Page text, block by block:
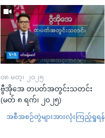
၀၈ မတ္၊ ၂၀၂၅
ဗွီအိုအေ တပတ်အတွင်းသတင်း
(မတ် ၈ ရက်၊ ၂၀၂၅)
အစီအစဉ်တွဲများအားလုံးကြည့်ရှုရန်